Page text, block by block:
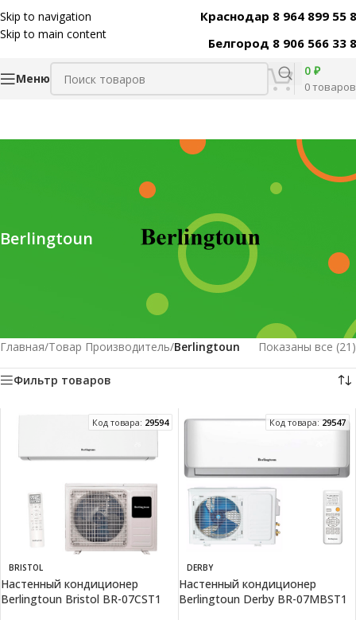
Skip to navigation
Skip to main content
Краснодар 8 964 899 55
Белгород 8 906 566 33
Меню
0товаров
0 ₽
Berlingtoun
Главная/Товар Производитель/Berlingtoun Показаны все (21)
Фильтр товаров
Код товара: 29594
BRISTOL
Настенный кондиционер
Berlingtoun Bristol BR-07CST1
Код товара: 29547
DERBY
Настенный кондиционер
Berlingtoun Derby BR-07MBST1